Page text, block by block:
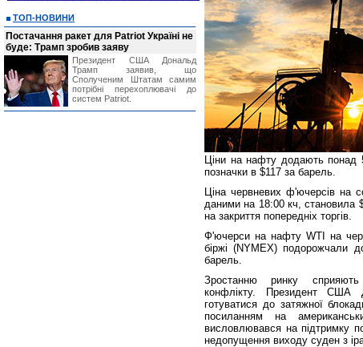
Ціни на нафту додають понад
позначки в $117 за барель.
Ціна червневих ф'ючерсів на
даними на 18:00 кч, становила
на закриття попередніх торгів.
Ф'ючерси на нафту WTI на
біржі (NYMEX) подорожчали
барель.
Зростанню ринку сприяють
конфлікту. Президент США
готуватися до затяжної
посиланням на
висловлювався на підтримку
недопущення виходу суден з
ТОП-НОВИНИ
Постачання ракет для Patriot Україні не
буде: Трамп зробив заяву
Президент США Дональд
Трамп заявив, що
Сполученим Штатам самим
потрібні перехоплювачі до
систем Patriot.